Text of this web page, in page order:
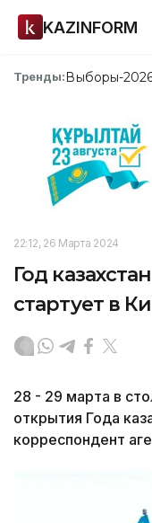
KAZINFORM
Тренды:Выборы-
22:12, 26 Марта 2024
Год
стартует в
28 - 29 марта в
открытия Года
корреспондент